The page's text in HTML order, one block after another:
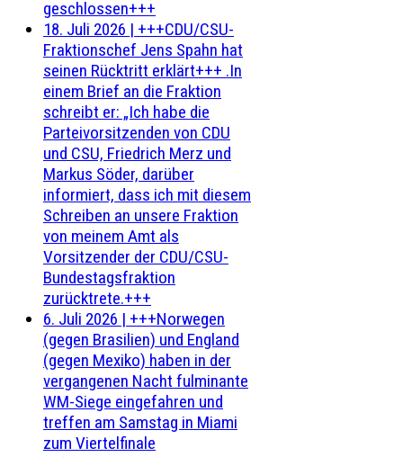
geschlossen+++
18. Juli 2026 | +++CDU/CSU-
Fraktionschef Jens Spahn hat
seinen Rücktritt erklärt+++ .In
einem Brief an die Fraktion
schreibt er: „Ich habe die
Parteivorsitzenden von CDU
und CSU, Friedrich Merz und
Markus Söder, darüber
informiert, dass ich mit diesem
Schreiben an unsere Fraktion
von meinem Amt als
Vorsitzender der CDU/CSU-
Bundestagsfraktion
zurücktrete.+++
6. Juli 2026 | +++Norwegen
(gegen Brasilien) und England
(gegen Mexiko) haben in der
vergangenen Nacht fulminante
WM-Siege eingefahren und
treffen am Samstag in Miami
zum Viertelfinale